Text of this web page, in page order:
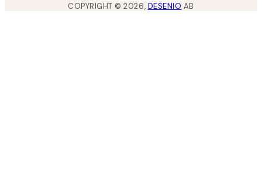
COPYRIGHT ©2026, DESENIO AB